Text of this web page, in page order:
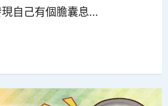
自己有個膽囊息...